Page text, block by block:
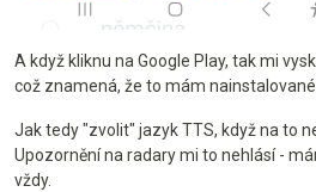
A když kliknu na Google Play, tak mi
což znamená, že to mám nainstalované.
Jak tedy "zvolit" jazyk TTS, když na to
Upozornění na radary mi to nehlásí -
vždy.